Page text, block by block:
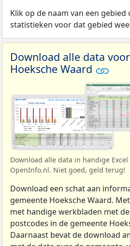
Klik op de naam van een
statistieken voor dat gebied
Download alle data
Hoeksche Waard
Download alle data in handige
OpenInfo.nl. Niet goed, geld terug!
Download een schat aan
gemeente Hoeksche Waard.
met handige werkbladen met
postcodes in de gemeente
Daarnaast bevat de download